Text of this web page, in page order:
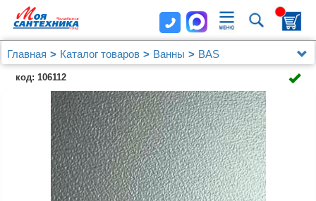
Главная Каталог товаров Ванны
BAS
Боковая стенка Bas Кэмерон, Ибица, Лима,
Мальдива стекло
код: 106112